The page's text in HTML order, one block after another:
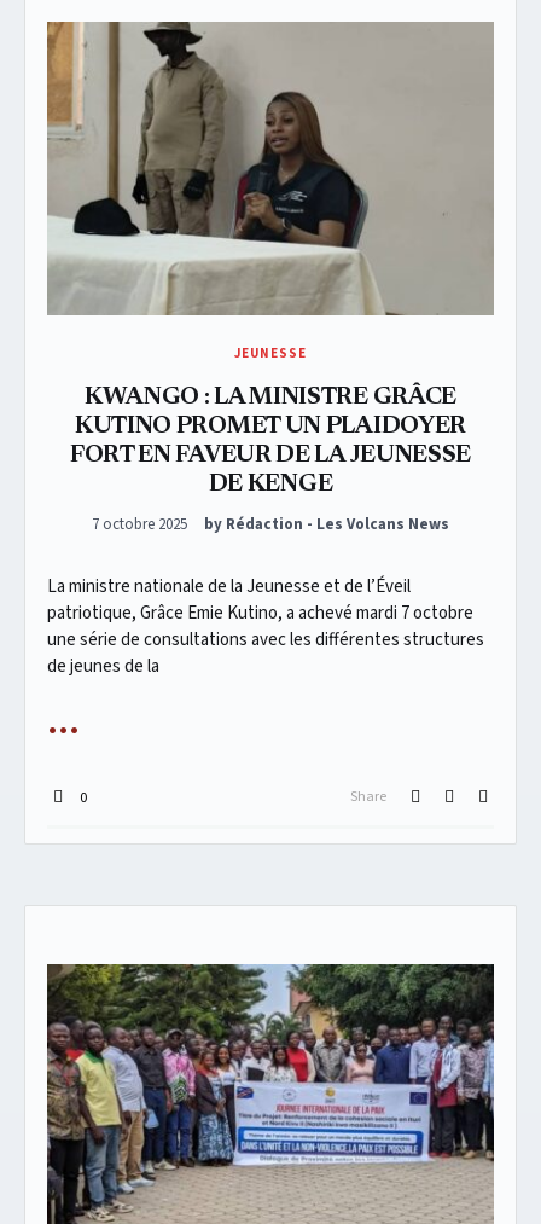
JEUNESSE
KWANGO : LA MINISTRE GRÂCE
KUTINO PROMET UN PLAIDOYER
FORT EN FAVEUR DE LA JEUNESSE
DE KENGE
Posted on
7 octobre 2025 by Rédaction - Les Volcans News
La ministre nationale de la Jeunesse et de l’Éveil
patriotique, Grâce Emie Kutino, a achevé mardi 7 octobre
une série de consultations avec les différentes structures
de jeunes de la
0 Share